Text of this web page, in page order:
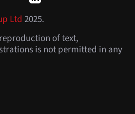
Ltd 2025.
of text,
is not permitted in any